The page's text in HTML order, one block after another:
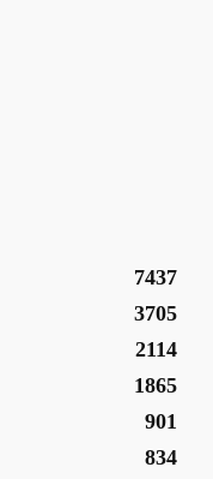
7437
3705
2114
1865
901
834